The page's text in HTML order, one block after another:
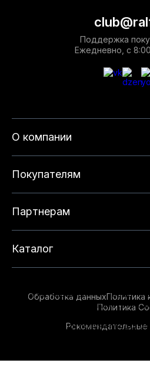
О компании
Покупателям
Партнерам
Каталог
Поддержка
Ежедневно, с
Обработка данныхПолитика
Политика
Рекомендательные
опыта на нашем сайте.
данный сайт, вы соглашаетесь с
технологий. Для получения